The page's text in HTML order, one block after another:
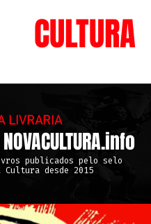
CULTURA
LIVRARIA
CULTURA.info
publicados pelo selo
Cultura desde 2015